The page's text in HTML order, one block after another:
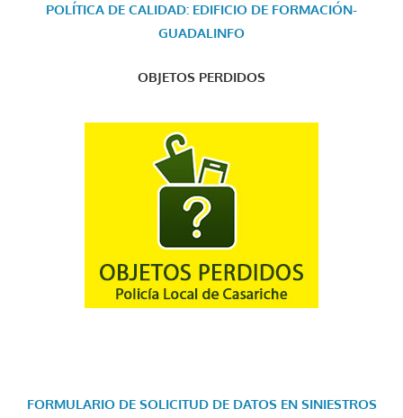
POLÍTICA DE CALIDAD: EDIFICIO DE FORMACIÓN-
GUADALINFO
OBJETOS PERDIDOS
FORMULARIO DE SOLICITUD DE DATOS EN SINIESTROS